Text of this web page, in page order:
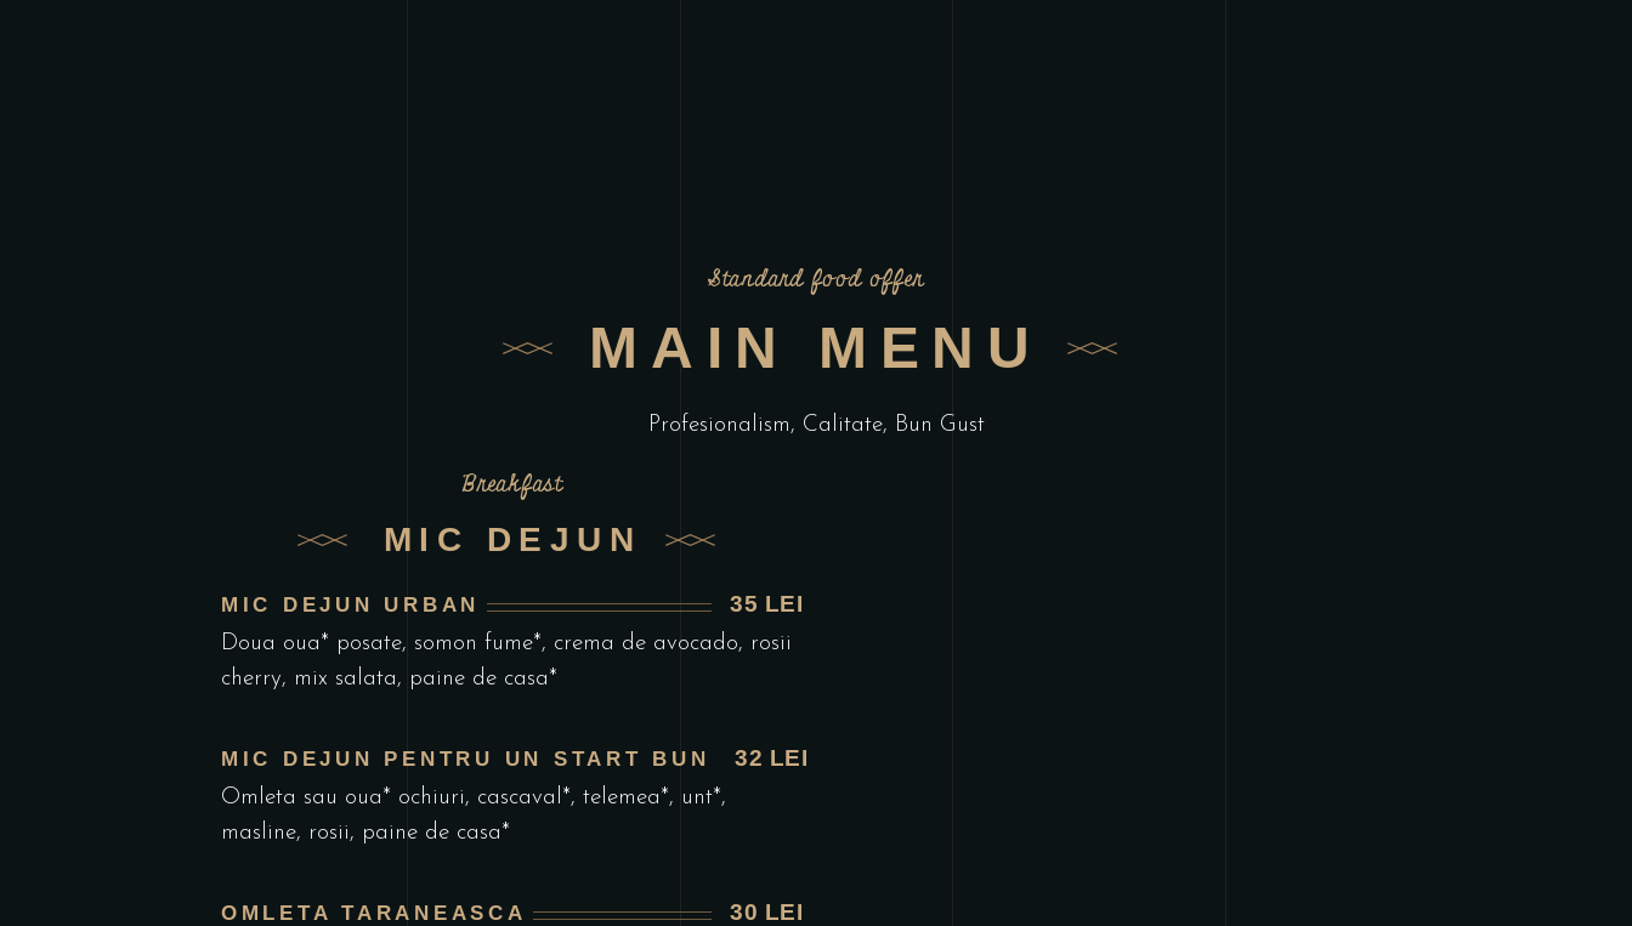
Standard food offer
MAIN MENU
Profesionalism, Calitate, Bun Gust
Breakfast
MIC DEJUN
MIC DEJUN URBAN 35 LEI
Doua oua* posate, somon fume*, crema de avocado, rosii
cherry, mix salata, paine de casa*
MIC DEJUN PENTRU UN START BUN 32 LEI
Omleta sau oua* ochiuri, cascaval*, telemea*, unt*,
masline, rosii, paine de casa*
OMLETA TARANEASCA 30 LEI